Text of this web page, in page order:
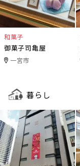
和菓子
御菓子司亀屋
一宮市
暮らし